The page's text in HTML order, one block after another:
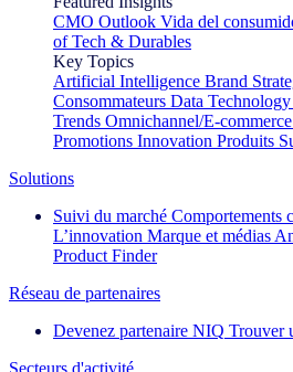
CMO Outlook Vida del
of Tech & Durables
Key Topics
Artificial Intelligence Brand
Consommateurs Data Technology
Trends Omnichannel/E-commerce
Promotions Innovation Produits
Solutions
Suivi du marché Comportements
L’innovation Marque et médias
Product Finder
Réseau de partenaires
Devenez partenaire NIQ Trouver
Secteurs d'activité